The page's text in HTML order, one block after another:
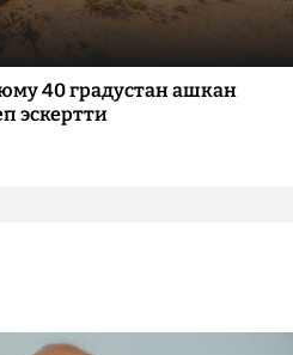
40 градустан ашкан
эскертти